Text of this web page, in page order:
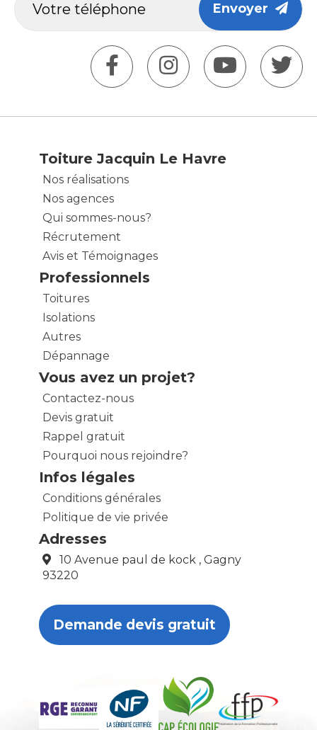
Envoyer
Toiture Jacquin Le Havre
Nos réalisations
Nos agences
Qui sommes-nous?
Récrutement
Avis et Témoignages
Professionnels
Toitures
Isolations
Autres
Dépannage
Vous avez un projet?
Contactez-nous
Devis gratuit
Rappel gratuit
Pourquoi nous rejoindre?
Infos légales
Conditions générales
Politique de vie privée
Adresses
10 Avenue paul de kock , Gagny
93220
Demande devis gratuit